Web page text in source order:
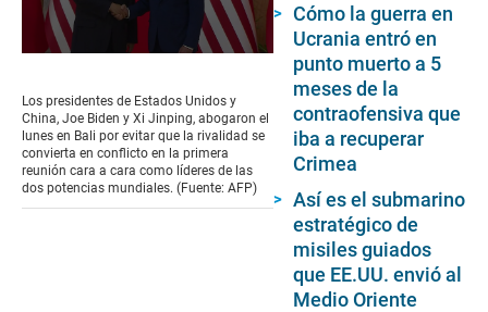
of
1
minute,
37
seconds
Los presidentes de Estados Unidos y
China, Joe Biden y Xi Jinping, abogaron el
lunes en Bali por evitar que la rivalidad se
convierta en conflicto en la primera
reunión cara a cara como líderes de las
dos potencias mundiales. (Fuente: AFP)
Cómo la guerra en
Ucrania entró en
punto muerto a 5
meses de la
contraofensiva que
iba a recuperar
Crimea
Así es el submarino
estratégico de
misiles guiados
que EE.UU. envió al
Medio Oriente